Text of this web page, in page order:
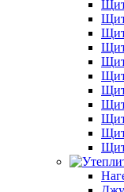
Щит
Щит
Щит
Щит
Щит
Щит
Щит
Щит
Щит
Щит
Щит